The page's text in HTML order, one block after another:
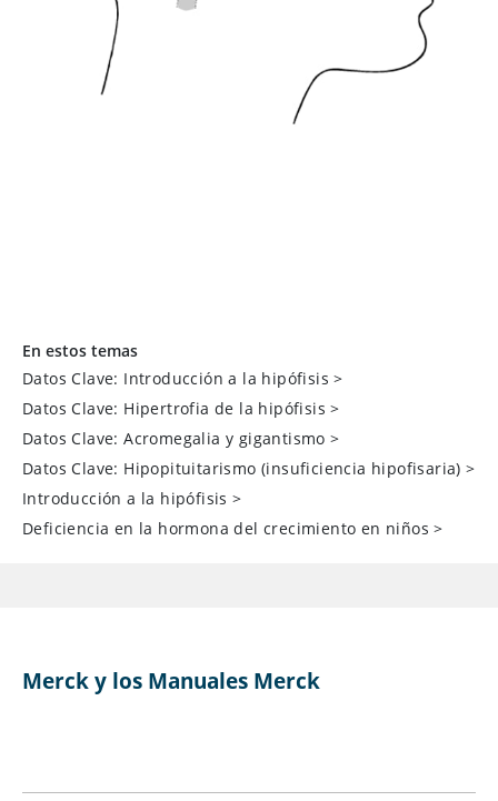
En estos temas
Datos Clave: Introducción a la hipófisis >
Datos Clave: Hipertrofia de la hipófisis >
Datos Clave: Acromegalia y gigantismo >
Datos Clave: Hipopituitarismo (insuficiencia hipofisaria) >
Introducción a la hipófisis >
Deficiencia en la hormona del crecimiento en niños >
Merck y los Manuales Merck